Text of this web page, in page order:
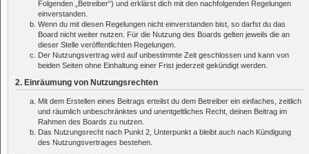
Folgenden „Betreiber“) und erklärst dich mit den nachfolgenden Regelungen
einverstanden.
Wenn du mit diesen Regelungen nicht einverstanden bist, so darfst du das
Board nicht weiter nutzen. Für die Nutzung des Boards gelten jeweils die an
dieser Stelle veröffentlichten Regelungen.
Der Nutzungsvertrag wird auf unbestimmte Zeit geschlossen und kann von
beiden Seiten ohne Einhaltung einer Frist jederzeit gekündigt werden.
2. Einräumung von Nutzungsrechten
Mit dem Erstellen eines Beitrags erteilst du dem Betreiber ein einfaches, zeitlich
und räumlich unbeschränktes und unentgeltliches Recht, deinen Beitrag im
Rahmen des Boards zu nutzen.
Das Nutzungsrecht nach Punkt 2, Unterpunkt a bleibt auch nach Kündigung
des Nutzungsvertrages bestehen.